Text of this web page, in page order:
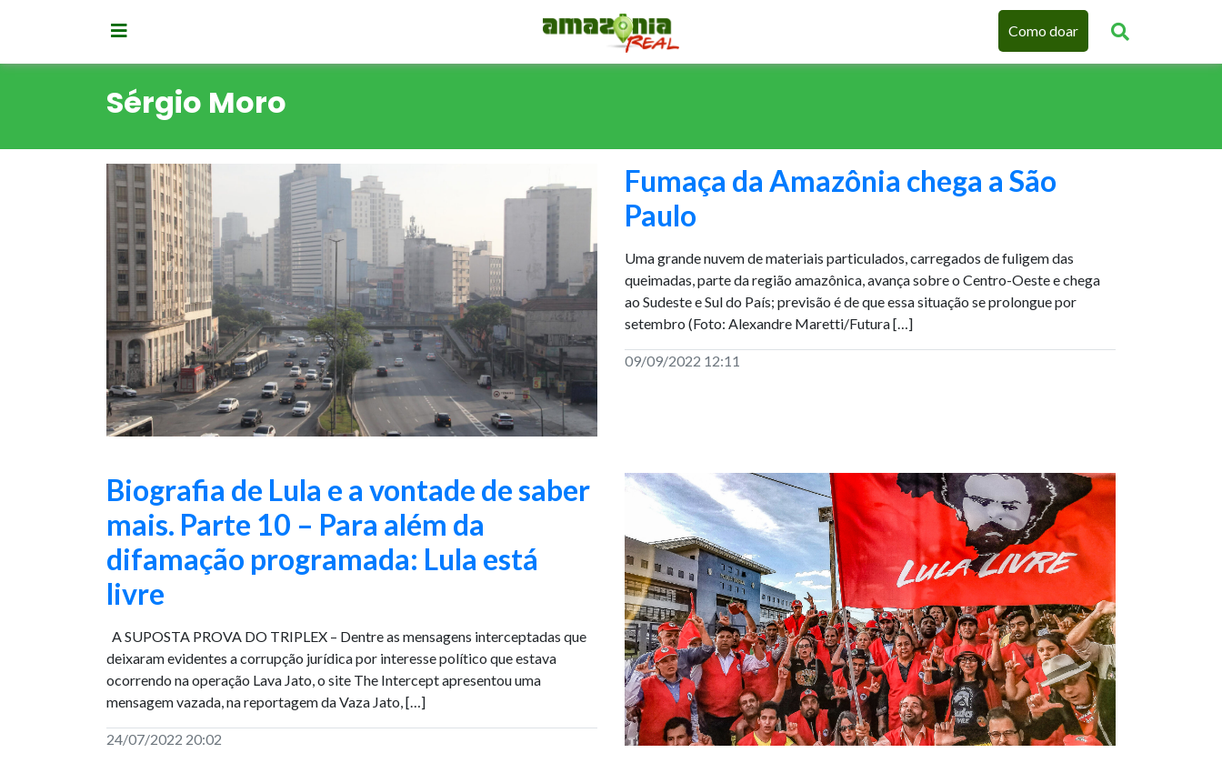
Como doar
Sérgio Moro
Fumaça da Amazônia chega a São
Paulo
Uma grande nuvem de materiais particulados, carregados de fuligem das
queimadas, parte da região amazônica, avança sobre o Centro-Oeste e chega
ao Sudeste e Sul do País; previsão é de que essa situação se prolongue por
setembro (Foto: Alexandre Maretti/Futura […]
09/09/2022 12:11
Biografia de Lula e a vontade de saber
mais. Parte 10 – Para além da
difamação programada: Lula está
livre
A SUPOSTA PROVA DO TRIPLEX – Dentre as mensagens interceptadas que
deixaram evidentes a corrupção jurídica por interesse político que estava
ocorrendo na operação Lava Jato, o site The Intercept apresentou uma
mensagem vazada, na reportagem da Vaza Jato, […]
24/07/2022 20:02